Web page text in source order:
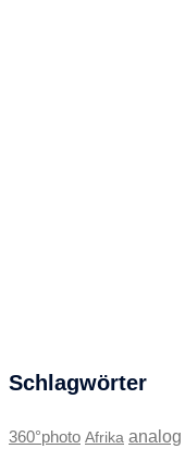
Schlagwörter
360°photo Afrika analog